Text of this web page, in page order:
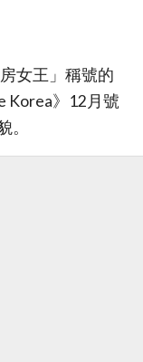
女王」稱號的
Korea》12月號
。